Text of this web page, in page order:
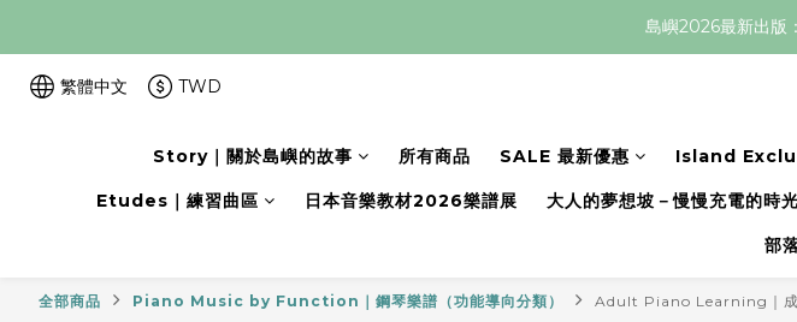
島嶼2026最新出版
繁體中文 TWD
Story｜關於島嶼的故事 所有商品 SALE 最新優惠 Island
Etudes｜練習曲區 日本音樂教材2026樂譜展 大人的夢想坡－慢慢充電的時光
部
全部商品 Piano Music by Function｜鋼琴樂譜（功能導向分類） Adult Piano Learning｜成